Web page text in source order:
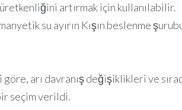
artırmak için kullanılabilir.
su ayırın Kışın beslenme
arı davranış değişiklikleri ve
seçim verildi.